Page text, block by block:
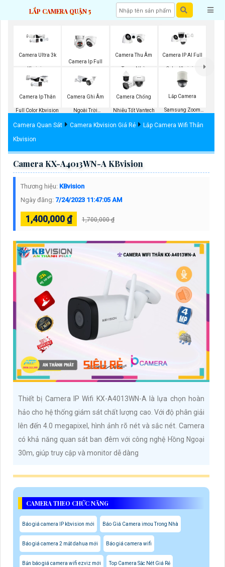
LẮP CAMERA QUẬN 5
Camera Ultra 3k
Kbvision
Camera Ip Full
Color
Camera Thu Âm
Trong Nhà
Kbvision
Camera IP AI Full
Color Kbvision
Camera Ip Thân
Full Color Kbvision
Camera Ghi Âm
Ngoài Trời
Kbvision
Camera Chống
Nhiễu Tốt Vantech
Lắp Camera
Samsung Zoom
Siêu Nét
Camera Quan Sát Camera Kbvision Giá Rẻ
Lắp Camera Wifi Thân
Kbvision
Camera KX-A4013WN-A KBvision
Thương hiệu: KBvision
Ngày đăng: 7/24/2023 11:47:05 AM
1,400,000 ₫ 1,700,000 ₫
Thiết bị Camera IP Wifi KX-A4013WN-A là lựa chọn hoàn
hảo cho hệ thống giám sát chất lượng cao. Với độ phân giải
lên đến 4.0 megapixel, hình ảnh rõ nét và sắc nét. Camera
có khả năng quan sát ban đêm với công nghệ Hồng Ngoại
30m, giúp truy cập và monitor dễ dàng
CAMERA THEO CHỨC NĂNG
Báo giá camera IP kbvision mới Báo Giá Camera imou Trong Nhà
Báo giá camera 2 mắt dahua mới Báo giá camera wifi
Bản báo giá camera wifi ezviz mới Top Camera Sắc Nét Giá Rẻ